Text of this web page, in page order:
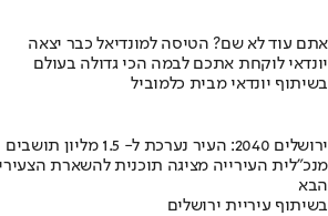
אתם עוד לא שם? הטיסה למונדיאל כבר יצאה
יונדאי לוקחת אתכם לבמה הכי גדולה בעולם
בשיתוף יונדאי מבית כלמוביל
ירושלים 2040: העיר נערכת ל- 1.5 מליון תושבים
מנכ"לית העירייה מציגה תוכנית להשארת
הבא
בשיתוף עיריית ירושלים